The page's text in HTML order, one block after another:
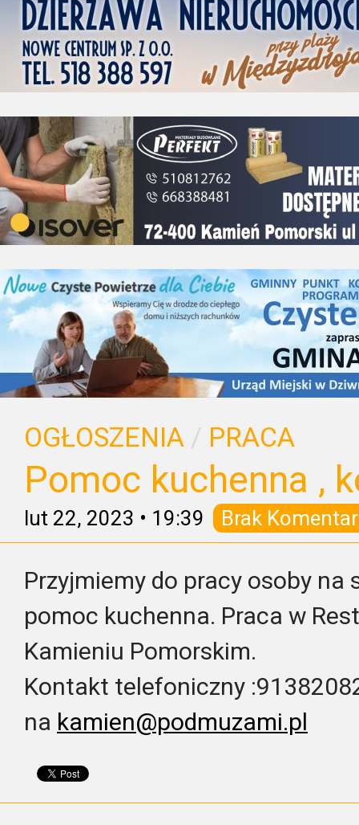
OGŁOSZENIA / PRACA
Pomoc kuchenna ,
lut 22, 2023 • 19:39 Brak
Przyjmiemy do pracy osoby na
pomoc kuchenna. Praca w
Kamieniu Pomorskim.
Kontakt telefoniczny
na kamien@podmuzami.pl